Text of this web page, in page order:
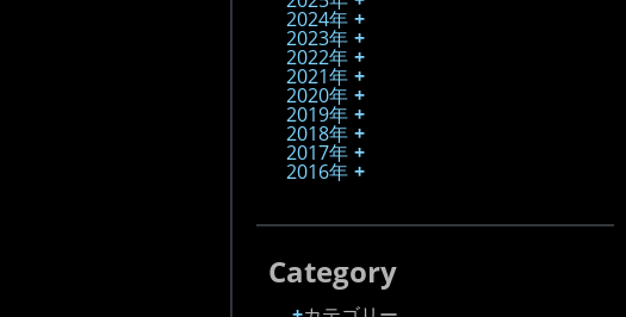
2024年
2023年
2022年
2021年
2020年
2019年
2018年
2017年
2016年
Category